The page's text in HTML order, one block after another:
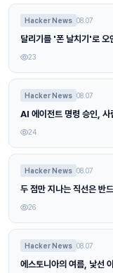
Hacker News 08.07
달리기를 '폰 날치기'로 오
23
Hacker News 08.07
AI 에이전트 명령 승인,
24
Hacker News 08.07
두 점만 지나는 직선은 반
26
Hacker News 08.07
에스토니아의 여름, 낯선